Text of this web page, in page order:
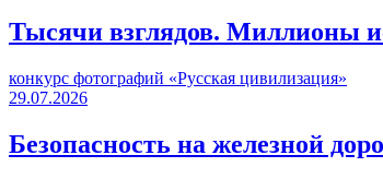
Тысячи взглядов. Миллионы
конкурс фотографий «Русская цивилизация»
29.07.2026
Безопасность на железной